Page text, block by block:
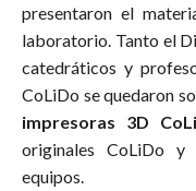
presentaron el
laboratorio. Tanto el
catedráticos y
CoLiDo se quedaron
impresoras 3D
originales CoLiDo y
equipos.